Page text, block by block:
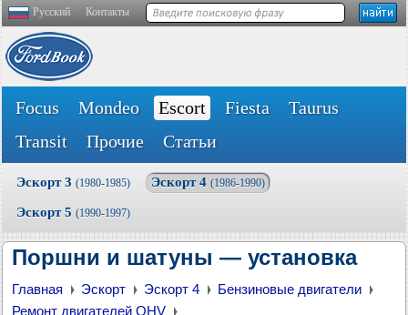
Русский Контакты
Focus Mondeo Escort Fiesta
Taurus
Transit
Прочие Статьи
Эскорт 3 (1980-1985) Эскорт 4 (1986-1990)
Эскорт 5 (1990-1997)
Поршни и шатуны — установка
Главная Эскорт Эскорт 4
Бензиновые двигатели
Ремонт двигателей OHV